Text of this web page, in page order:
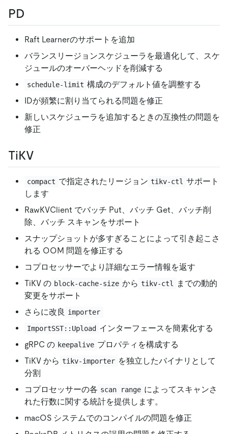
PD
Raft Learnerのサポートを追加
バランスリージョンスケジューラを最適化して、スケ
ジュールのオーバーヘッドを削減する
schedule-limit 構成のデフォルト値を調整する
IDが頻繁に割り当てられる問題を修正
新しいスケジューラを追加するときの互換性の問題を
修正
TiKV
compact で指定されたリージョン tikv-ctl サポート
します
RawKVClient でバッチ Put、バッチ Get、バッチ削
除、バッチ スキャンをサポート
スナップショットが多すぎることによって引き起こさ
れる OOM 問題を修正する
コプロセッサーでより詳細なエラー情報を返す
TiKV の block-cache-size から tikv-ctl
までの動的
変更をサポート
さらに改良 importer
ImportSST::Upload インターフェースを簡素化する
gRPC の keepalive プロパティを構成する
TiKV から tikv-importer を独立したバイナリとして
分割
コプロセッサーの各 scan range によってスキャンさ
れた行数に関する統計を提供します。
macOS システムでのコンパイルの問題を修正